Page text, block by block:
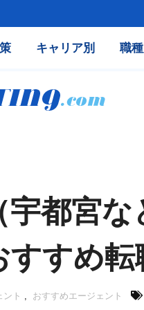
キャリア別 職
宇都宮
すすめ
ント , おすすめエージェント